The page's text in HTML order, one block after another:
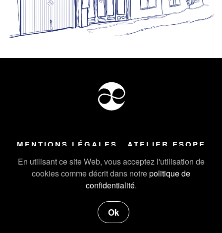
En utilisant ce site Web, vous acceptez l'utilisation de
cookies comme décrit dans notrepolitique de
confidentialité.
Ok
MENTIONS LÉGALES ATELIER ESOPE